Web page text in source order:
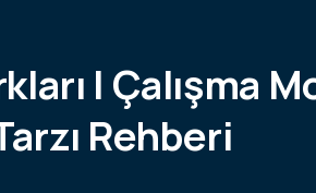
| Çalışma
Rehberi